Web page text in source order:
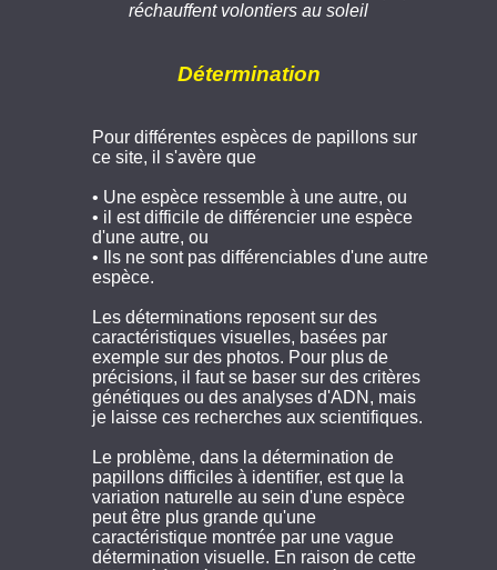
réchauffent volontiers au soleil
Détermination
Pour différentes espèces de papillons sur
ce site, il s'avère que
• Une espèce ressemble à une autre, ou
• il est difficile de différencier une espèce
d'une autre, ou
• Ils ne sont pas différenciables d'une autre
espèce.
Les déterminations reposent sur des
caractéristiques visuelles, basées par
exemple sur des photos. Pour plus de
précisions, il faut se baser sur des critères
génétiques ou des analyses d'ADN, mais
je laisse ces recherches aux scientifiques.
Le problème, dans la détermination de
papillons difficiles à identifier, est que la
variation naturelle au sein d'une espèce
peut être plus grande qu'une
caractéristique montrée par une vague
détermination visuelle. En raison de cette